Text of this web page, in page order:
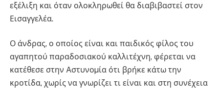
εξέλιξη και όταν ολοκληρωθεί θα διαβιβαστεί στον
Εισαγγελέα.
Ο άνδρας, ο οποίος είναι και παιδικός φίλος του
αγαπητού παραδοσιακού καλλιτέχνη, φέρεται να
κατέθεσε στην Aστυνοµία ότι βρήκε κάτω την
κροτίδα, χωρίς να γνωρίζει τι είναι και στη συνέχεια